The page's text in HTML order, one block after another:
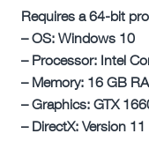
Requires a 64-bit
– OS: Windows 10
– Processor: Intel
– Memory: 16 GB
– Graphics: GTX
– DirectX: Version 11